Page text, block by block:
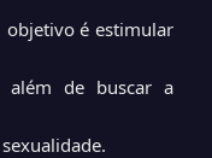
objetivo é estimular
além de buscar a